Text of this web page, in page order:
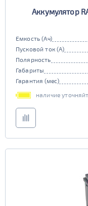
Аккумулятор
Емкость (Ач)
Пусковой ток (А)
Полярность
Габариты
Гарантия (мес)
наличие